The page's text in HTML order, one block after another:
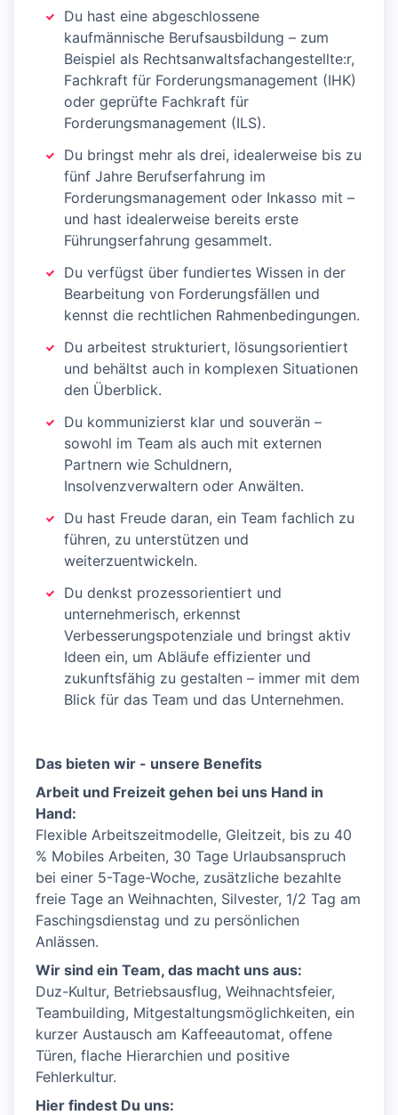
Du hast eine abgeschlossene
kaufmännische Berufsausbildung – zum
Beispiel als Rechtsanwaltsfachangestellte:r,
Fachkraft für Forderungsmanagement (IHK)
oder geprüfte Fachkraft für
Forderungsmanagement (ILS).
Du bringst mehr als drei, idealerweise bis zu
fünf Jahre Berufserfahrung im
Forderungsmanagement oder Inkasso mit –
und hast idealerweise bereits erste
Führungserfahrung gesammelt.
Du verfügst über fundiertes Wissen in der
Bearbeitung von Forderungsfällen und
kennst die rechtlichen Rahmenbedingungen.
Du arbeitest strukturiert, lösungsorientiert
und behältst auch in komplexen Situationen
den Überblick.
Du kommunizierst klar und souverän –
sowohl im Team als auch mit externen
Partnern wie Schuldnern,
Insolvenzverwaltern oder Anwälten.
Du hast Freude daran, ein Team fachlich zu
führen, zu unterstützen und
weiterzuentwickeln.
Du denkst prozessorientiert und
unternehmerisch, erkennst
Verbesserungspotenziale und bringst aktiv
Ideen ein, um Abläufe effizienter und
zukunftsfähig zu gestalten – immer mit dem
Blick für das Team und das Unternehmen.
Das bieten wir - unsere Benefits
Arbeit und Freizeit gehen bei uns Hand in
Hand:
Flexible Arbeitszeitmodelle, Gleitzeit, bis zu 40
% Mobiles Arbeiten, 30 Tage Urlaubsanspruch
bei einer 5-Tage-Woche, zusätzliche bezahlte
freie Tage an Weihnachten, Silvester, 1/2 Tag am
Faschingsdienstag und zu persönlichen
Anlässen.
Wir sind ein Team, das macht uns aus:
Duz-Kultur, Betriebsausflug, Weihnachtsfeier,
Teambuilding, Mitgestaltungsmöglichkeiten, ein
kurzer Austausch am Kaffeeautomat, offene
Türen, flache Hierarchien und positive
Fehlerkultur.
Hier findest Du uns: